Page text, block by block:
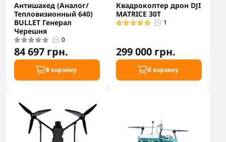
Антишахед (Аналог/
Тепловизионный 640)
BULLET Генерал
Черешня
0
84 697 грн.
В корзину
Квадрокоптер дрон DJI
MATRICE 30T
1
299 000 грн.
В корзину